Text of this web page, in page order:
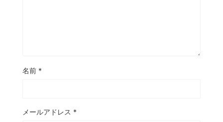
名前 *
メールアドレス *